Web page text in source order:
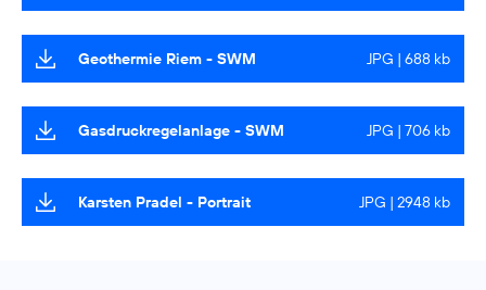
Geothermie Riem - SWM JPG | 688 kb
Gasdruckregelanlage - SWM JPG | 706 kb
Karsten Pradel - Portrait JPG | 2948 kb